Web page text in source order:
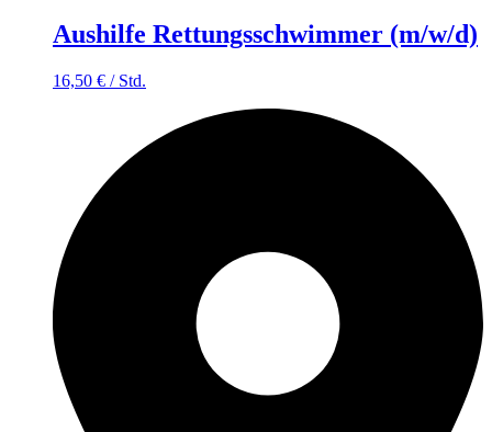
Aushilfe Rettungsschwimmer (m/w/d)
16,50 € / Std.